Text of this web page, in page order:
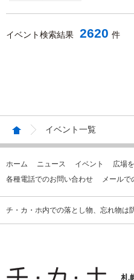
イベント検索結果 2620 件
イベント一覧
ホーム ニュース イベント 広場
各種電話でのお問い合わせ
メールで
チ・カ・ホ内での落とし物、忘れ物は